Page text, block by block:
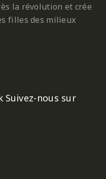
la révolution et crée
filles des milieux
Suivez-nous sur